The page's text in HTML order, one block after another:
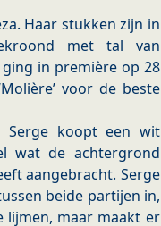
Haar stukken zijn in
met tal van
ging in première op 28
voor de beste
Serge koopt een wit
wat de achtergrond
aangebracht. Serge
beide partijen in,
lijmen, maar maakt er